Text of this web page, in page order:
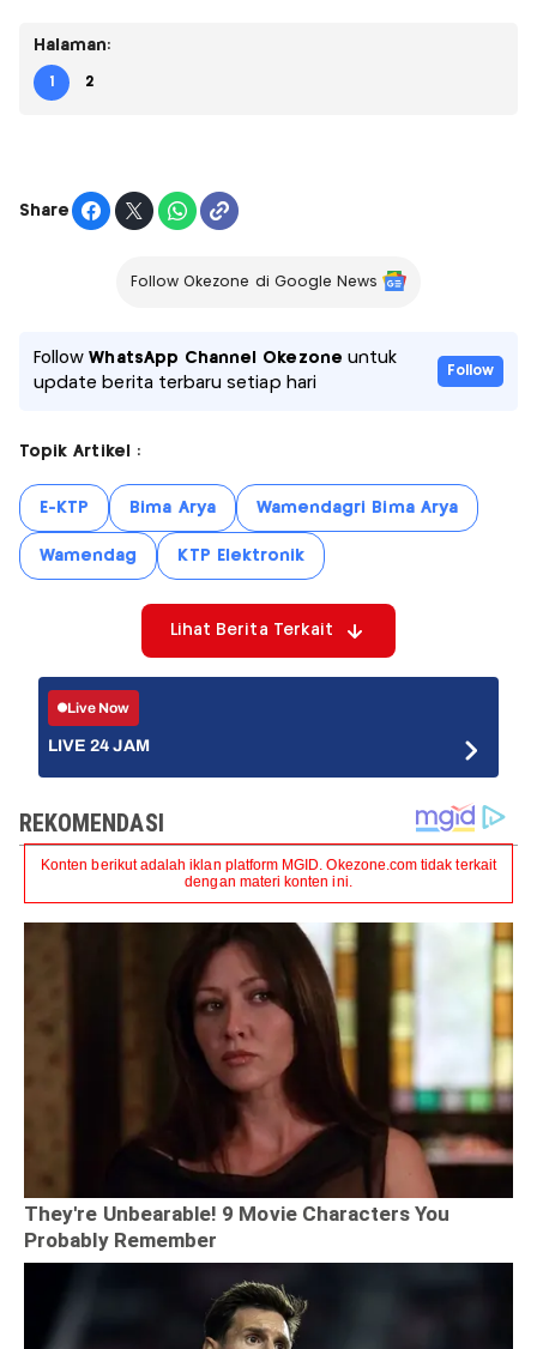
Halaman:
1 2
Share
Follow Okezone di Google News
FollowWhatsApp Channel Okezone untuk
update berita terbaru setiap hari
Follow
Topik Artikel :
E-KTP Bima Arya Wamendagri Bima Arya
Wamendag KTP Elektronik
Lihat Berita Terkait
Live Now
LIVE 24 JAM